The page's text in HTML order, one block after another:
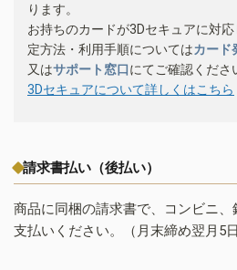
ります。
お持ちのカードが3Dセキュアに対
定方法・利用手順についてはカード
又はサポート窓口にてご確認くださ
3Dセキュアについて詳しくはこちら
請求書払い（後払い）
商品に同梱の請求書で、コンビニ、
支払いください。（月末締め翌月5